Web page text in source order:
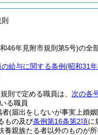
46年見附市規則第5号)の全
給与に関する条例(昭和31
則で定める職員は、 次の各
る職員
者(届出をしないが事実上婚
もの及び条例第16条第2項に
養親族たる者以外のものが